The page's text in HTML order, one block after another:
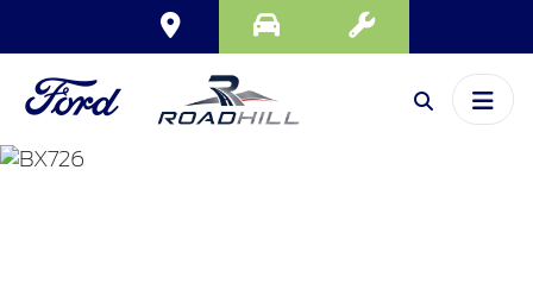
PUMA